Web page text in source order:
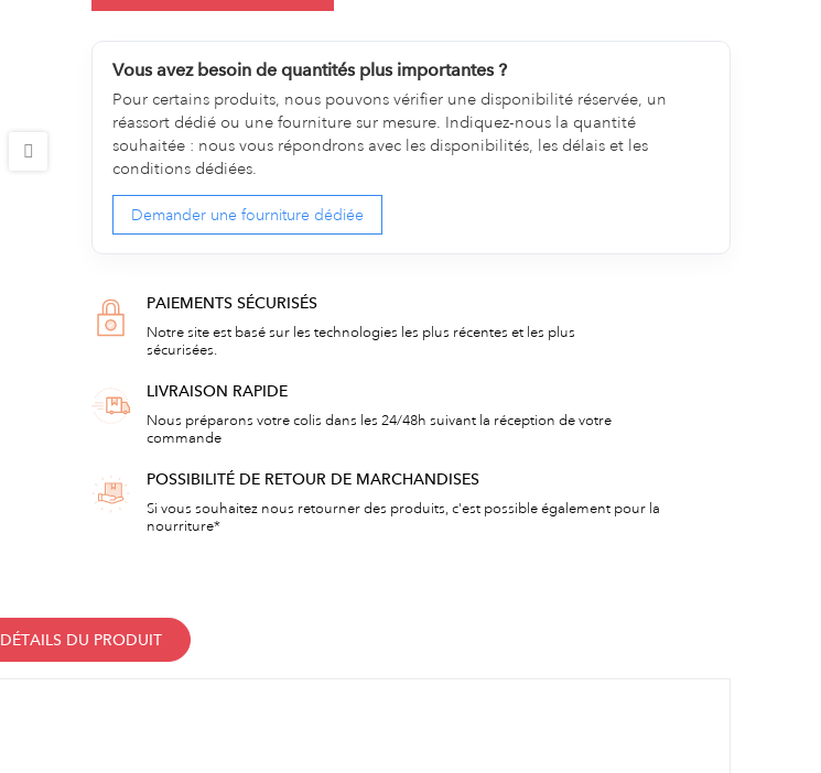
Vous avez besoin de quantités plus importantes ?
Pour certains produits, nous pouvons vérifier une disponibilité réservée, un
réassort dédié ou une fourniture sur mesure. Indiquez-nous la quantité
souhaitée : nous vous répondrons avec les disponibilités, les délais et les
conditions dédiées.
Demander une fourniture dédiée
PAIEMENTS SÉCURISÉS
Notre site est basé sur les technologies les plus récentes et les plus
sécurisées.
LIVRAISON RAPIDE
Nous préparons votre colis dans les 24/48h suivant la réception de votre
commande
POSSIBILITÉ DE RETOUR DE MARCHANDISES
Si vous souhaitez nous retourner des produits, c'est possible également pour la
nourriture*
DÉTAILS DU PRODUIT